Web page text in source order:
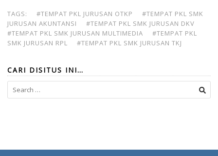
TAGS: #TEMPAT PKL JURUSAN OTKP
#TEMPAT PKL SMK
JURUSAN AKUNTANSI
#TEMPAT PKL SMK JURUSAN DKV
#TEMPAT PKL SMK JURUSAN MULTIMEDIA
#TEMPAT PKL
SMK JURUSAN RPL
#TEMPAT PKL SMK JURUSAN TKJ
CARI DISITUS INI…
Search
for: